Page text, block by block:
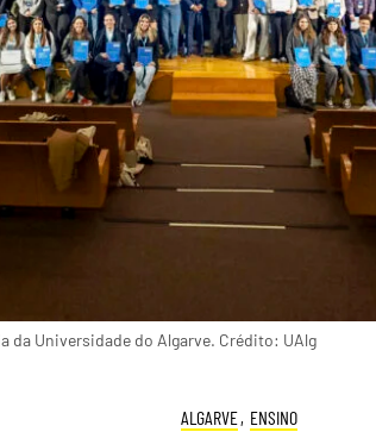
da Universidade do Algarve. Crédito: UAlg
ALGARVE, ENSINO